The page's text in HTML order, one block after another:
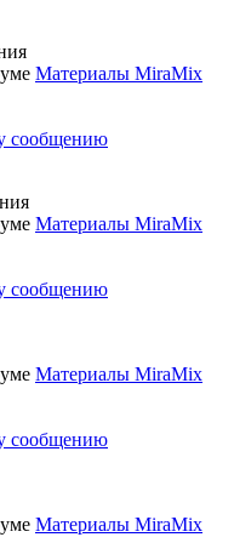
Материалы MiraMix
сообщению
Материалы MiraMix
сообщению
Материалы MiraMix
сообщению
Материалы MiraMix